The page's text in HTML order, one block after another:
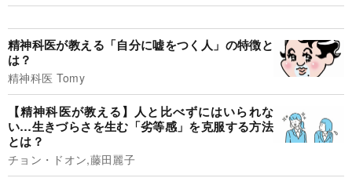
精神科医が教える「自分に嘘をつく人」の特徴と
は？
精神科医 Tomy
【精神科医が教える】人と比べずにはいられな
い…生きづらさを生む「劣等感」を克服する方法
とは？
チョン・ドオン,藤田麗子